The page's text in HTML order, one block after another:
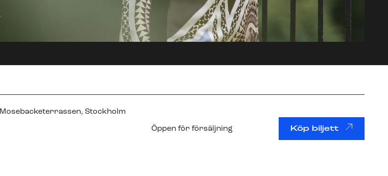
Mosebacketerrassen, Stockholm
Öppen för försäljning Köp biljett